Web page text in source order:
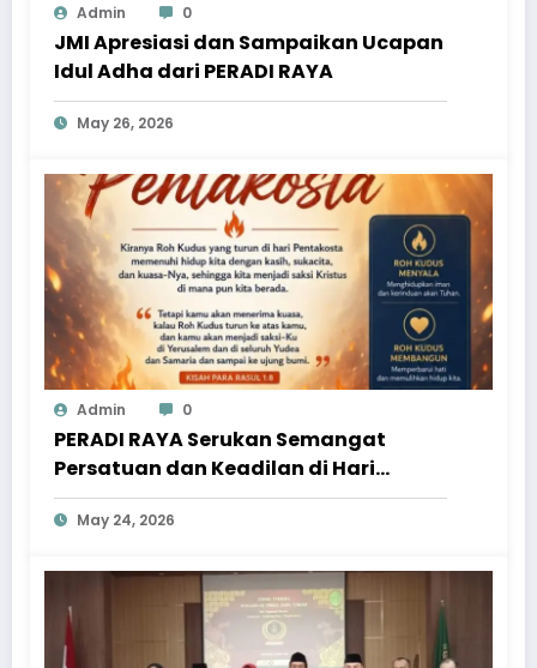
Admin 0
JMI Apresiasi dan Sampaikan Ucapan
Idul Adha dari PERADI RAYA
May 26, 2026
Admin 0
PERADI RAYA Serukan Semangat
Persatuan dan Keadilan di Hari
Pentakosta
May 24, 2026